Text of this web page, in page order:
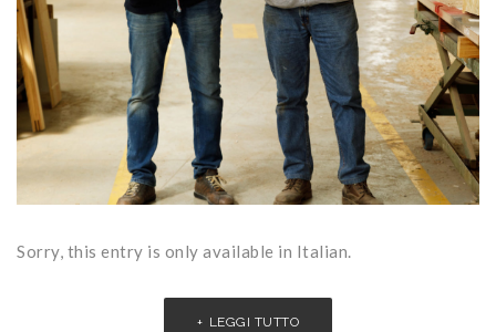
Sorry, this entry is only available in Italian.
LEGGI TUTTO